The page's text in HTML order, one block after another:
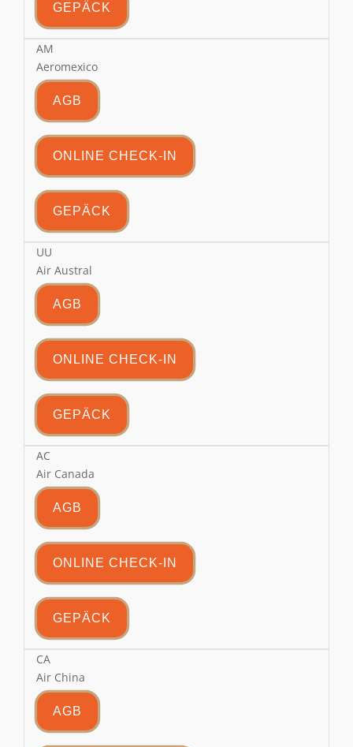
GEPÄCK
AM
Aeromexico
AGB
ONLINE CHECK-IN
GEPÄCK
UU
Air Austral
AGB
ONLINE CHECK-IN
GEPÄCK
AC
Air Canada
AGB
ONLINE CHECK-IN
GEPÄCK
CA
Air China
AGB